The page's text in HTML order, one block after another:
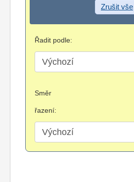
Zrušit vše
Řadit podle:
Směr
řazení: